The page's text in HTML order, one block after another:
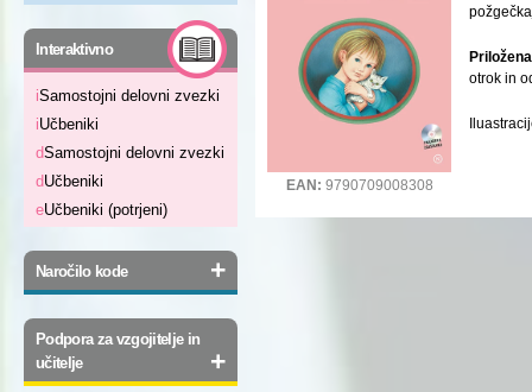
Interaktivno -
iSamostojni delovni zvezki
iUčbeniki
dSamostojni delovni zvezki
dUčbeniki
eUčbeniki (potrjeni)
Naročilo kode +
Podpora za vzgojitelje in
učitelje
+
EAN: 9790709008308
otrok in